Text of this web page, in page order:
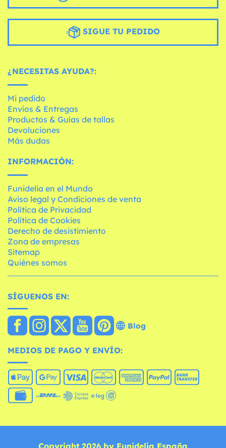
SIGUE TU PEDIDO
¿NECESITAS AYUDA?:
Mi pedido
Envíos & Entregas
Productos & Guías de tallas
Devoluciones
Más dudas
INFORMACIÓN:
Funidelia en el Mundo
Aviso legal y Condiciones de venta
Política de Privacidad
Política de Cookies
Derecho de desistimiento
Zona de empresas
Sitemap
Quiénes somos
SÍGUENOS EN:
Blog
MEDIOS DE PAGO Y ENVÍO: